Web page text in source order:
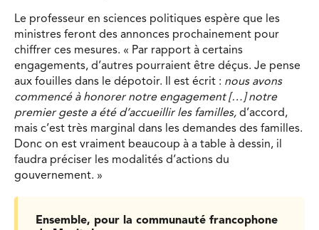
Le professeur en sciences politiques espère que les
ministres feront des annonces prochainement pour
chiffrer ces mesures. « Par rapport à certains
engagements, d’autres pourraient être déçus. Je pense
aux fouilles dans le dépotoir. Il est écrit : nous avons
commencé à honorer notre engagement […] notre
premier geste a été d’accueillir les familles, d’accord,
mais c’est très marginal dans les demandes des familles.
Donc on est vraiment beaucoup à a table à dessin, il
faudra préciser les modalités d’actions du
gouvernement. »
Ensemble, pour la communauté francophone